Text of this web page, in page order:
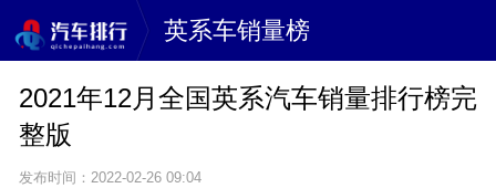
英系车销量榜
2021年12月全国英系汽车销量排行榜完
整版
发布时间：2022-02-26 09:04